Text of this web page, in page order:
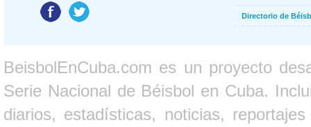
Directorio de
BeisbolEnCuba.com es un proyecto
Serie Nacional de Béisbol en Cuba.
diarios, estadísticas, noticias,